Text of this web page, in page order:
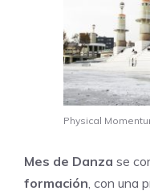
Physical
Mes de Danza se
formación , con una